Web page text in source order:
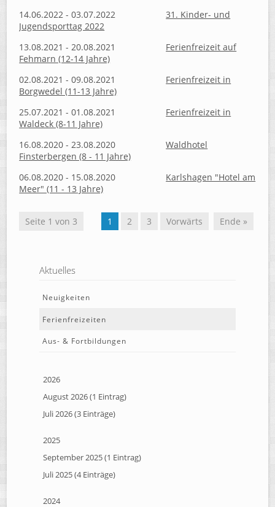
14.06.2022 - 03.07.2022
31. Kinder- und
Jugendsporttag 2022
13.08.2021 - 20.08.2021
Ferienfreizeit auf
Fehmarn (12-14 Jahre)
02.08.2021 - 09.08.2021
Ferienfreizeit in
Borgwedel (11-13 Jahre)
25.07.2021 - 01.08.2021
Ferienfreizeit in
Waldeck (8-11 Jahre)
16.08.2020 - 23.08.2020
Waldhotel
Finsterbergen (8 - 11 Jahre)
06.08.2020 - 15.08.2020
Karlshagen "Hotel am
Meer" (11 - 13 Jahre)
Seite 1 von 3 1 2 3 Vorwärts Ende »
Aktuelles
Neuigkeiten
Ferienfreizeiten
Aus- & Fortbildungen
2026
August 2026 (1 Eintrag)
Juli 2026 (3 Einträge)
2025
September 2025 (1 Eintrag)
Juli 2025 (4 Einträge)
2024